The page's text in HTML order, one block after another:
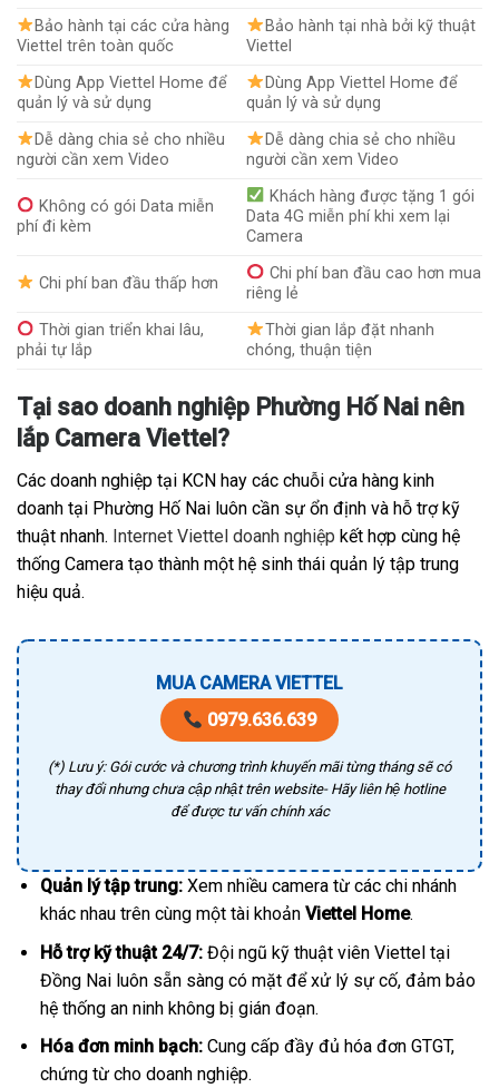
Bảo hành tại các cửa hàng
Viettel trên toàn quốc
Bảo hành tại nhà bởi kỹ thuật
Viettel
Dùng App Viettel Home để
quản lý và sử dụng
Dùng App Viettel Home để
quản lý và sử dụng
Dễ dàng chia sẻ cho nhiều
người cần xem Video
Dễ dàng chia sẻ cho nhiều
người cần xem Video
Không có gói Data miễn
phí đi kèm
Khách hàng được tặng 1 gói
Data 4G miễn phí khi xem lại
Camera
Chi phí ban đầu thấp hơn
Chi phí ban đầu cao hơn mua
riêng lẻ
Thời gian triển khai lâu,
phải tự lắp
Thời gian lắp đặt nhanh
chóng, thuận tiện
Tại sao doanh nghiệp Phường Hố Nai nên
lắp Camera Viettel?
Các doanh nghiệp tại KCN hay các chuỗi cửa hàng kinh
doanh tại Phường Hố Nai luôn cần sự ổn định và hỗ trợ kỹ
thuật nhanh. Internet Viettel doanh nghiệp kết hợp cùng hệ
thống Camera tạo thành một hệ sinh thái quản lý tập trung
hiệu quả.
MUA CAMERA VIETTEL
0979.636.639
(*) Lưu ý: Gói cước và chương trình khuyến mãi từng tháng sẽ có
thay đổi nhưng chưa cập nhật trên website- Hãy liên hệ hotline
để được tư vấn chính xác
Quản lý tập trung:Xem nhiều camera từ các chi nhánh
khác nhau trên cùng một tài khoản Viettel Home.
Hỗ trợ kỹ thuật 24/7:Đội ngũ kỹ thuật viên Viettel tại
Đồng Nai luôn sẵn sàng có mặt để xử lý sự cố, đảm bảo
hệ thống an ninh không bị gián đoạn.
Hóa đơn minh bạch:Cung cấp đầy đủ hóa đơn GTGT,
chứng từ cho doanh nghiệp.